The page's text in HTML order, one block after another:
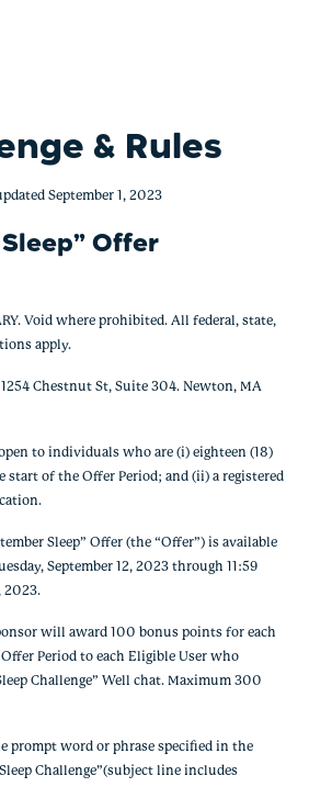
& Rules
September 1, 2023
Offer
Void where prohibited. All federal, state,
apply.
Chestnut St, Suite 304. Newton, MA
to individuals who are (i) eighteen (18)
start of the Offer Period; and (ii) a registered
Sleep” Offer (the “Offer”) is available
September 12, 2023 through 11:59
2023.
will award 100 bonus points for each
Period to each Eligible User who
Challenge” Well chat. Maximum 300
prompt word or phrase specified in the
Challenge”(subject line includes